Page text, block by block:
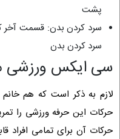
پشت
سرد کردن بدن: قسمت
سرد کردن بدن
سی ایکس ورزشی
لازم به ذکر است که هم
حرکات این حرفه ورزشی را
حرکات آن برای تمامی افراد